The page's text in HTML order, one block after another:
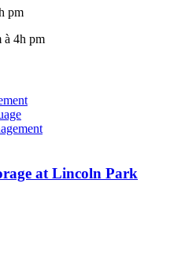
pm
à 4h pm
at Lincoln Park